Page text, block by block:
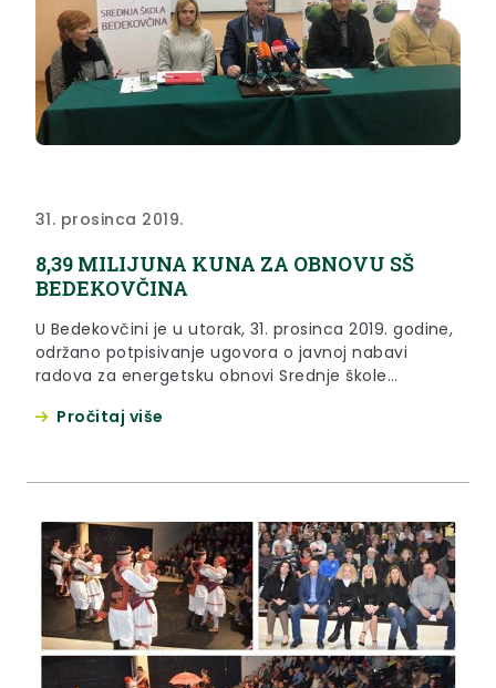
31. prosinca 2019.
8,39 MILIJUNA KUNA ZA OBNOVU SŠ
BEDEKOVČINA
U Bedekovčini je u utorak, 31. prosinca 2019. godine,
održano potpisivanje ugovora o javnoj nabavi
radova za energetsku obnovi Srednje škole
Pročitaj više